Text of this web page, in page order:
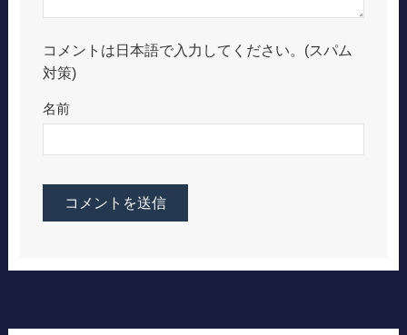
コメントは日本語で入力してください。(スパム
対策)
名前